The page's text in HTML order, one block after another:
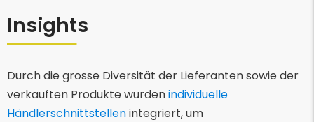
Insights
Durch die grosse Diversität der Lieferanten sowie der
verkauften Produkte wurdenindividuelle
Händlerschnittstellenintegriert, um